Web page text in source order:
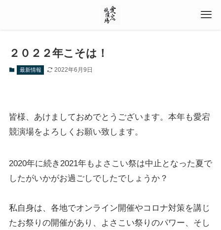
２０２２年こそは！
最新情報 2022年6月9日
皆様、あけましておめでとうございます。本年も愛宕
競演場をよろしくお願い致します。
2020年に続き2021年もよさこい祭は中止となった夏で
したがいかがお過ごしでしたでしょうか？
私自身は、各地でオンライン開催やコロナ対策を講じ
たお祭りの開催があり、よさこい祭りのパワー、そし